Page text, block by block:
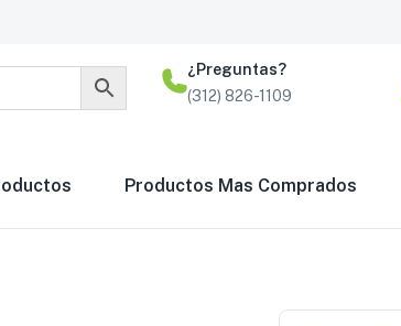
¿Preguntas?
(312) 826-1109
Productos Mas Comprados